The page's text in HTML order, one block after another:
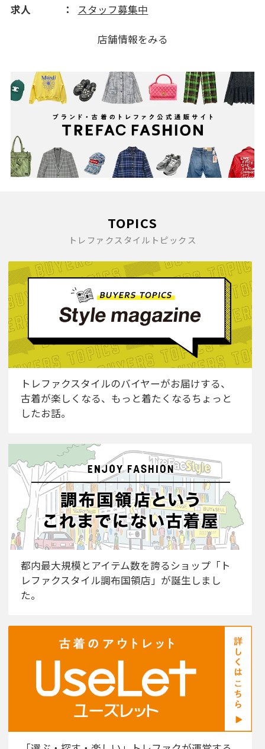
求人
スタッフ募集中
店舗情報をみる
TOPICS
トレファクスタイルトピックス
トレファクスタイルのバイヤーがお届けする、
古着が楽しくなる、もっと着たくなるちょっと
したお話。
都内最大規模とアイテム数を誇るショップ「ト
レファクスタイル調布国領店」が誕生しまし
た。